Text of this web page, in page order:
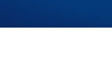
Resultados